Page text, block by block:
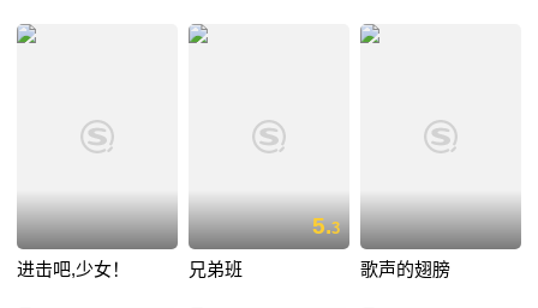
进击吧,少女！
5.3
兄弟班 歌声的翅膀